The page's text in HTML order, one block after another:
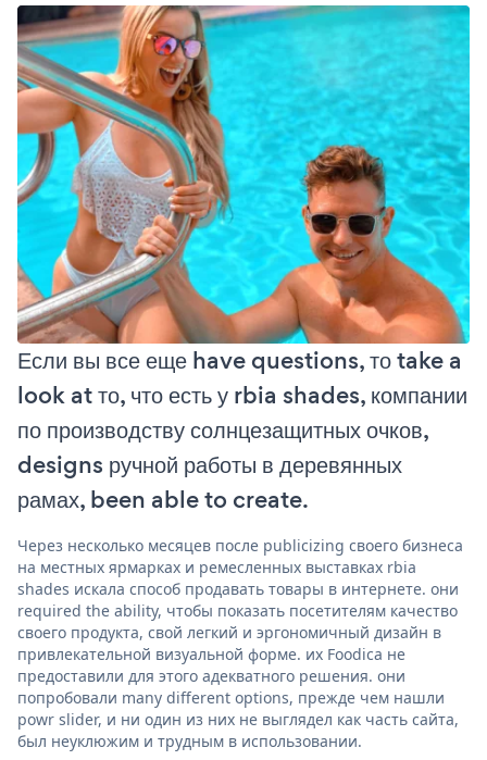
Если вы все еще have questions, то take a
look at то, что есть у rbia shades, компании
по производству солнцезащитных очков,
designs ручной работы в деревянных
рамах, been able to create.
Через несколько месяцев после publicizing своего бизнеса
на местных ярмарках и ремесленных выставках rbia
shades искала способ продавать товары в интернете. они
required the ability, чтобы показать посетителям качество
своего продукта, свой легкий и эргономичный дизайн в
привлекательной визуальной форме. их Foodica не
предоставили для этого адекватного решения. они
попробовали many different options, прежде чем нашли
powr slider, и ни один из них не выглядел как часть сайта,
был неуклюжим и трудным в использовании.